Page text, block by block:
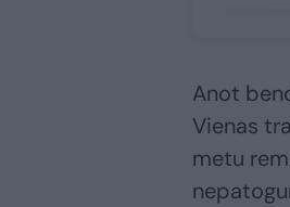
Anot
Vienas
metu